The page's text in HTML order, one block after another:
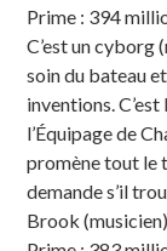
Prime : 394
C’est un
soin du bateau
inventions.
l’Équipage de
promène tout le
demande s’il
Brook (musicien)